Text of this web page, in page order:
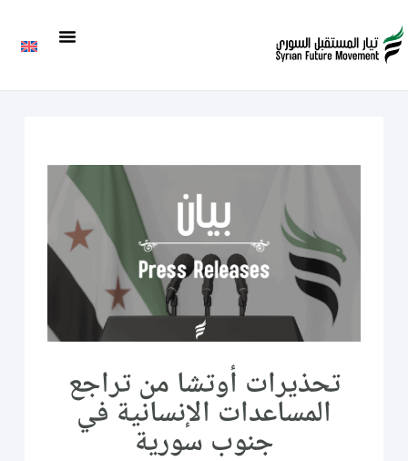
تحذيرات أوتشا من تراجع
المساعدات الإنسانية في
جنوب سورية